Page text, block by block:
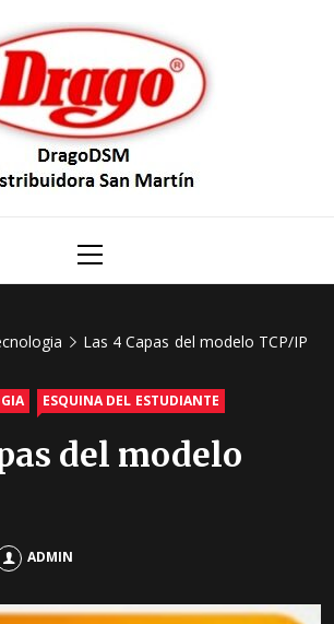
San
principal
Las 4 Capas del modelo TCP/IP
ESQUINA DEL ESTUDIANTE
del modelo
ADMIN